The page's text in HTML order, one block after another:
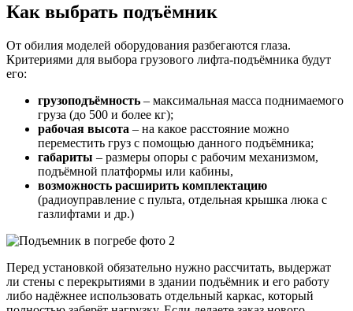
Как выбрать подъёмник
От обилия моделей оборудования разбегаются глаза.
Критериями для выбора грузового лифта-подъёмника будут
его:
грузоподъёмность – максимальная масса поднимаемого
груза (до 500 и более кг);
рабочая высота – на какое расстояние можно
переместить груз с помощью данного подъёмника;
габариты – размеры опоры с рабочим механизмом,
подъёмной платформы или кабины,
возможность расширить комплектацию
(радиоуправление с пульта, отдельная крышка люка с
газлифтами и др.)
Перед установкой обязательно нужно рассчитать, выдержат
ли стены с перекрытиями в здании подъёмник и его работу
либо надёжнее использовать отдельный каркас, который